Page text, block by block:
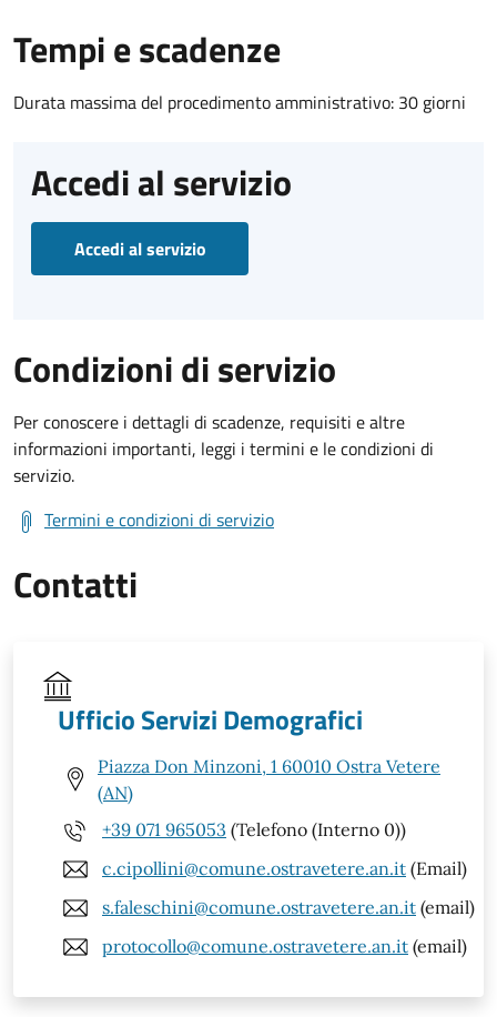
Tempi e scadenze
Durata massima del procedimento amministrativo: 30 giorni
Accedi al servizio
Accedi al servizio
Condizioni di servizio
Per conoscere i dettagli di scadenze, requisiti e altre
informazioni importanti, leggi i termini e le condizioni di
servizio.
Termini e condizioni di servizio
Contatti
Ufficio Servizi Demografici
Piazza Don Minzoni, 1 60010 Ostra Vetere
(AN)
+39 071 965053 (Telefono (Interno 0))
c.cipollini@comune.ostravetere.an.it (Email)
s.faleschini@comune.ostravetere.an.it (email)
protocollo@comune.ostravetere.an.it (email)